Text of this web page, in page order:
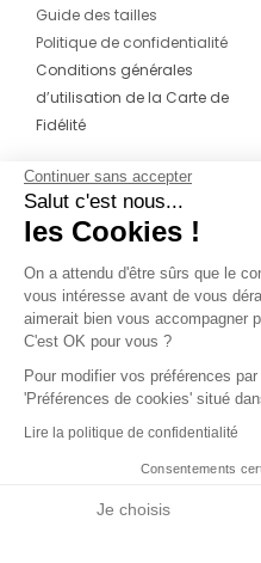
Guide des tailles
Politique de confidentialité
Conditions générales
d’utilisation de la Carte de
Fidélité
CONTACT
04 42 20 78 42
Du lundi au jeudi de 8h30 à 16h30 & le
vendredi de 8h30 à 15h30
Continuer sans accepter
Salut c'est nous...
les Cookies !
On a attendu d'être sûrs que le
vous intéresse avant de vous
aimerait bien vous accompagner
C'est OK pour vous ?
Pour modifier vos préférences
'Préférences de cookies' situé
Lire la politique de confidentialité
Consentements
Je choisis